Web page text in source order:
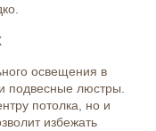
освещения в
подвесные люстры.
потолка, но и
избежать